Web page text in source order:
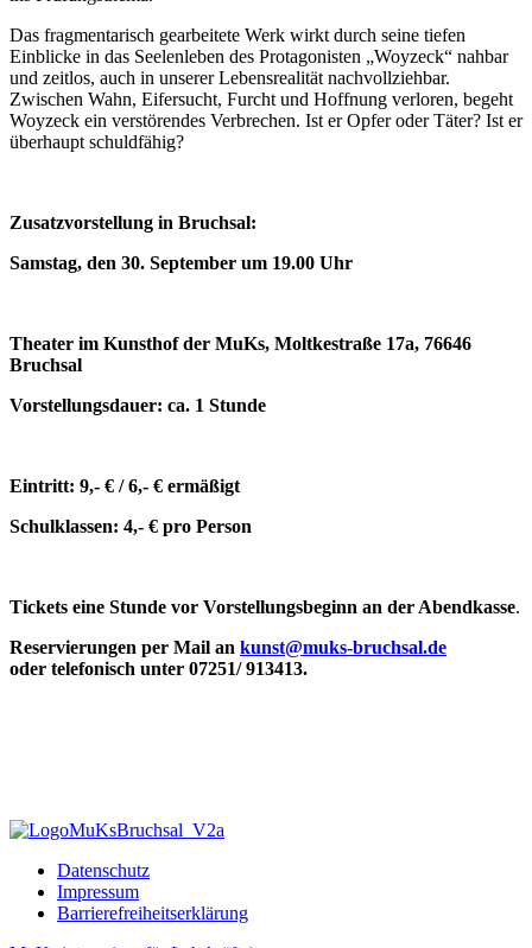
Das fragmentarisch gearbeitete Werk wirkt durch seine tiefen
Einblicke in das Seelenleben des Protagonisten „Woyzeck“ nahbar
und zeitlos, auch in unserer Lebensrealität nachvollziehbar.
Zwischen Wahn, Eifersucht, Furcht und Hoffnung verloren, begeht
Woyzeck ein verstörendes Verbrechen. Ist er Opfer oder Täter? Ist er
überhaupt schuldfähig?
Zusatzvorstellung in Bruchsal:
Samstag, den 30. September um 19.00 Uhr
Theater im Kunsthof der MuKs, Moltkestraße 17a, 76646
Bruchsal
Vorstellungsdauer: ca. 1 Stunde
Eintritt: 9,- € / 6,- € ermäßigt
Schulklassen: 4,- € pro Person
Tickets eine Stunde vor Vorstellungsbeginn an der Abendkasse.
Reservierungen per Mail an kunst@muks-bruchsal.de
oder telefonisch unter 07251/ 913413.
Datenschutz
Impressum
Barrierefreiheitserklärung